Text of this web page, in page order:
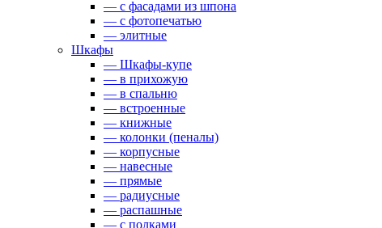
— с фасадами из шпона
— с фотопечатью
— элитные
Шкафы
— Шкафы-купе
— в прихожую
— в спальню
— встроенные
— книжные
— колонки (пеналы)
— корпусные
— навесные
— прямые
— радиусные
— распашные
— с полками